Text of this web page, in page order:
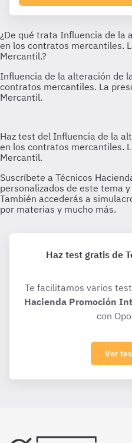
Haz test gratis de
Te facilitamos varios
Hacienda Promoción
con
Ver